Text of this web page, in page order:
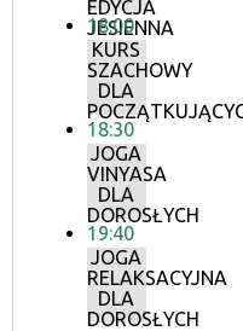
EDYCJA
JESIENNA
18:00
KURS
SZACHOWY
DLA
18:30
JOGA
VINYASA
DLA
DOROSŁYCH
19:40
JOGA
RELAKSACYJNA
DLA
DOROSŁYCH